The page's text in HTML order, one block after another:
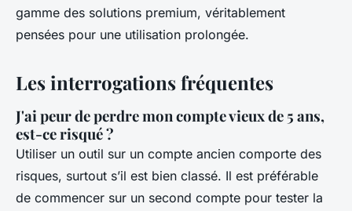
gamme des solutions premium, véritablement
pensées pour une utilisation prolongée.
Les interrogations fréquentes
J'ai peur de perdre mon compte vieux de 5 ans,
est-ce risqué ?
Utiliser un outil sur un compte ancien comporte des
risques, surtout s’il est bien classé. Il est préférable
de commencer sur un second compte pour tester la